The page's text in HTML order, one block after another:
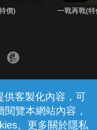
供客製化內容，可
覽本網站內容，
。更多關於隱私
價)
一戰再戰(特
人家庭分公司
© 2026